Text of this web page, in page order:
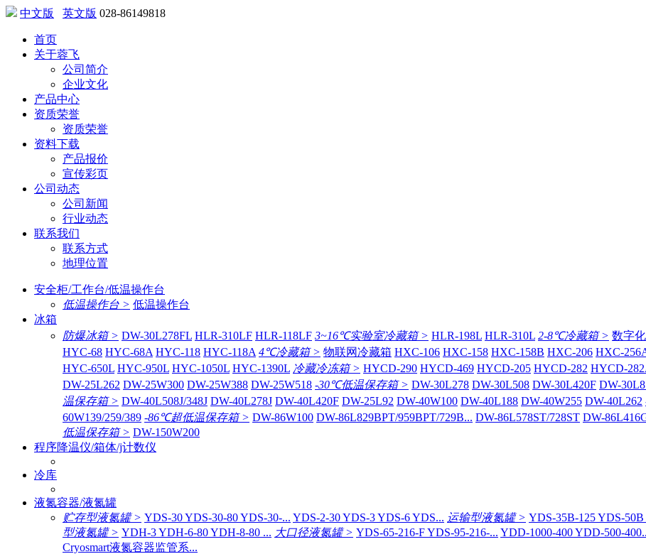
中文版 英文版 028-86149818
首页
关于蓉飞
公司简介
企业文化
产品中心
资质荣誉
资质荣誉
资料下载
产品报价
宣传彩页
公司动态
公司新闻
行业动态
联系我们
联系方式
地理位置
安全柜/工作台/低温操作台
低温操作台 > 低温操作台
冰箱
防爆冰箱 > DW-30L278FL HLR-310LF HLR-118LF 3~16℃实验室冷藏箱 > HLR-198L HLR-310L 2-8℃冷藏箱 > 数字
HYC-68 HYC-68A HYC-118 HYC-118A 4℃冷藏箱 > 物联网冷藏箱 HXC-106 HXC-158 HXC-158B HXC-206 HXC-
HYC-650L HYC-950L HYC-1050L HYC-1390L 冷藏冷冻箱 > HYCD-290 HYCD-469 HYCD-205 HYCD-282 HYCD-
DW-25L262 DW-25W300 DW-25W388 DW-25W518 -30℃低温保存箱 > DW-30L278 DW-30L508 DW-30L420F DW-
温保存箱 > DW-40L508J/348J DW-40L278J DW-40L420F DW-25L92 DW-40W100 DW-40L188 DW-40W255 DW-40L262
60W139/259/389 -86℃超低温保存箱 > DW-86W100 DW-86L829BPT/959BPT/729B... DW-86L578ST/728ST DW-
低温保存箱 > DW-150W200
程序降温仪/箱体/j计数仪
冷库
液氮容器/液氮罐
贮存型液氮罐 > YDS-30 YDS-30-80 YDS-30-... YDS-2-30 YDS-3 YDS-6 YDS... 运输型液氮罐 > YDS-35B-125 YDS-50B
型液氮罐 > YDH-3 YDH-6-80 YDH-8-80 ... 大口径液氮罐 > YDS-65-216-F YDS-95-216-... YDD-1000-400 YDD-500-
Cryosmart液氮容器监管系...